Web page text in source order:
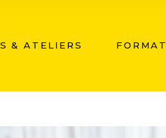
& ATELIERS